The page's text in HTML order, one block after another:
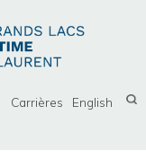
Carrières English